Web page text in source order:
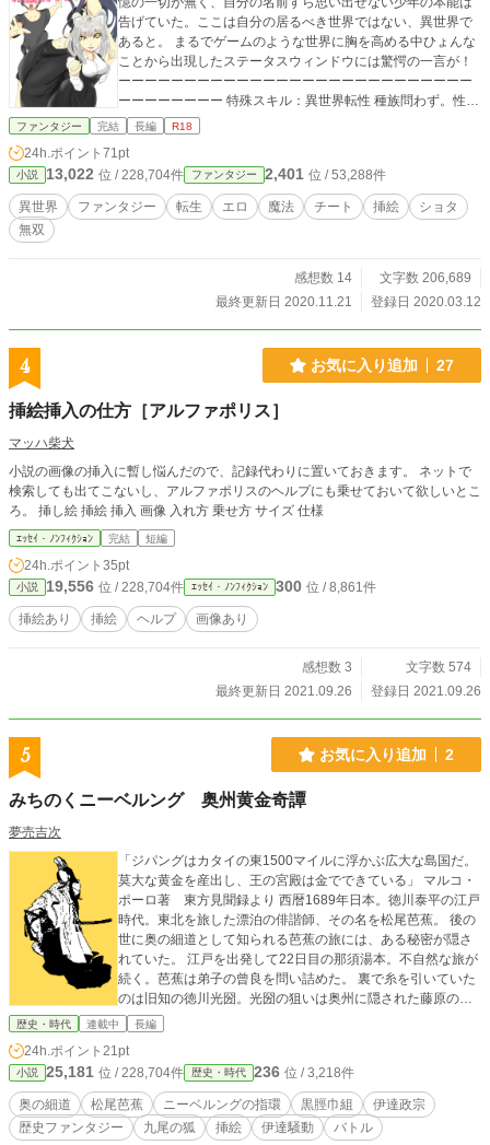
告げていた。ここは自分の居るべき世界ではない、異世界で
あると。 まるでゲームのような世界に胸を高める中ひょんな
ことから出現したステータスウィンドウには驚愕の一言が！
ーーーーーーーーーーーーーーーーーーーーーーーーーーー
ーーーーーーーー 特殊スキル：異世界転性 種族問わず。性交
の数だけ自身のステータス上昇とスキル取得ができる。 ーー
ファンタジー 完結 長編 R18
24h.ポイント 71pt
小説 13,022 位 / 228,704件 ファンタジー 2,401 位 / 53,288件
異世界 ファンタジー 転生 エロ 魔法 チート 挿絵
ショタ
無双
感想数 14
文字数 206,689
最終更新日 2020.11.21
登録日 2020.03.12
4 お気に入り追加 27
挿絵挿入の仕方［アルファポリス］
マッハ柴犬
小説の画像の挿入に暫し悩んだので、記録代わりに置いておきます。 ネットで
検索しても出てこないし、アルファポリスのヘルプにも乗せておいて欲しいとこ
ろ。 挿し絵 挿絵 挿入 画像 入れ方 乗せ方 サイズ 仕様
ｴｯｾｲ・ﾉﾝﾌｨｸｼｮﾝ 完結 短編
24h.ポイント 35pt
小説 19,556 位 / 228,704件 ｴｯｾｲ・ﾉﾝﾌｨｸｼｮﾝ 300 位 / 8,861件
挿絵あり 挿絵 ヘルプ 画像あり
感想数 3
文字数 574
最終更新日 2021.09.26
登録日 2021.09.26
5 お気に入り追加 2
みちのくニーベルング 奥州黄金奇譚
夢売吉次
「ジパングはカタイの東1500マイルに浮かぶ広大な島国だ。
莫大な黄金を産出し、王の宮殿は金でできている」 マルコ・
ポーロ著 東方見聞録より 西暦1689年日本。徳川泰平の江戸
時代。東北を旅した漂泊の俳諧師、その名を松尾芭蕉。 後の
世に奥の細道として知られる芭蕉の旅には、ある秘密が隠さ
れていた。 江戸を出発して22日目の那須湯本。不自然な旅が
続く。芭蕉は弟子の曾良を問い詰めた。 裏で糸を引いていた
のは旧知の徳川光圀。光圀の狙いは奥州に隠された藤原の黄
金と呼ばれるものであった。 与太話と一笑に付した芭蕉に那
もたらす力と、呪いを。 アテルイ、安倍貞任、奥州藤原、源
義経。 繰り返されてきた奥州の悲劇。その影に存在した呪わ
れし黄金。悲しき歴史に終止符を打つのは人か、鬼か。 これ
は山々が深き霧に沈む国(ニーベルング)の物語。 事実と虚構
が織りなす一大スペクタクルロマン、ここに開幕！
歴史・時代 連載中 長編
24h.ポイント 21pt
小説 25,181 位 / 228,704件 歴史・時代 236 位 / 3,218件
奥の細道 松尾芭蕉 ニーベルングの指環 黒脛巾組
伊達政宗
歴史ファンタジー
九尾の狐 挿絵 伊達騒動 バトル